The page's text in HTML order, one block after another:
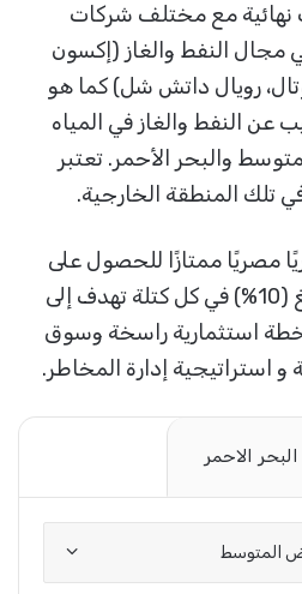
نهائية مع مختلف شركات
مجال النفط والغاز (إكسون
رويال داتش شل) كما هو
عن النفط والغاز في المياه
​​والبحر الأحمر. تعتبر
تلك المنطقة الخارجية.
مصريًا ممتازًا للحصول على
شراكة بحصة مشاركة تبلغ (10%) في كل كتلة تهدف إلى
استثمارية راسخة وسوق
و استراتيجية إدارة المخاطر.
البحر الاحمر
المتوسط